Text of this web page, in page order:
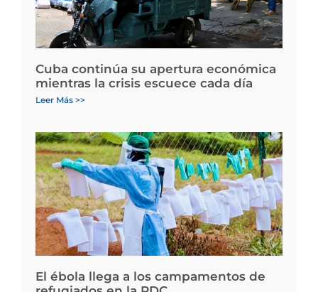
Cuba continúa su apertura económica
mientras la crisis escuece cada día
Leer Más >>
El ébola llega a los campamentos de